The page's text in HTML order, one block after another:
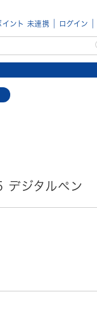
イント 未連携 ログイン
ジタルペン